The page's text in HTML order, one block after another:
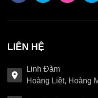
LIÊN HỆ
Linh Đàm
Hoàng Liệt, Hoàng